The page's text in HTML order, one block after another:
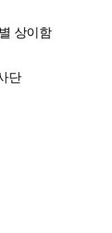
상이함
단